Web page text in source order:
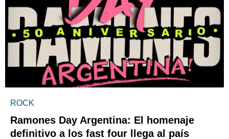
ROCK
Ramones Day Argentina: El homenaje
definitivo a los fast four llega al país